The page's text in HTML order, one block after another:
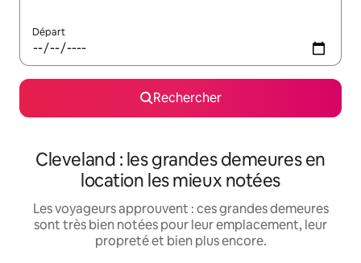
Départ
Rechercher
Cleveland : les grandes demeures en
location les mieux notées
Les voyageurs approuvent : ces grandes demeures
sont très bien notées pour leur emplacement, leur
propreté et bien plus encore.